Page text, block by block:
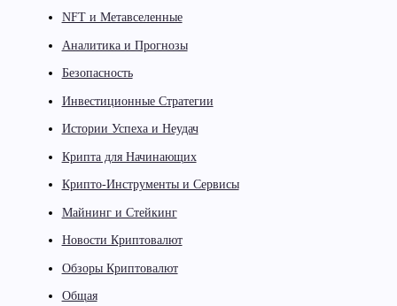
NFT и Метавселенные
Аналитика и Прогнозы
Безопасность
Инвестиционные Стратегии
Истории Успеха и Неудач
Крипта для Начинающих
Крипто-Инструменты и Сервисы
Майнинг и Стейкинг
Новости Криптовалют
Обзоры Криптовалют
Общая